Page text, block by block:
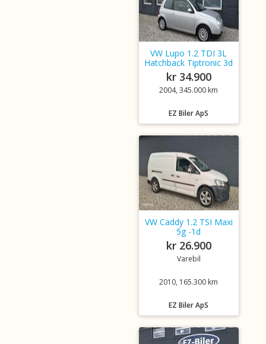
VW Lupo 1.2 TDI 3L
Hatchback Tiptronic 3d
kr 34.900
2004, 345.000 km
EZ Biler ApS
VW Caddy 1.2 TSI Maxi
5g -1d
kr 26.900
Varebil
2010, 165.300 km
EZ Biler ApS